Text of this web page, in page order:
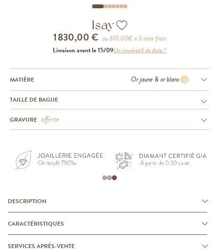
Isay
1 830,00 € ou610.00€ x 3 sans frais
Livraison avant le 15/09Un impératif de date ?
MATIÈRE Or jaune & or blanc
TAILLE DE BAGUE
GRAVURE offerte
DESCRIPTION
CARACTÉRISTIQUES
SERVICES APRÈS-VENTE